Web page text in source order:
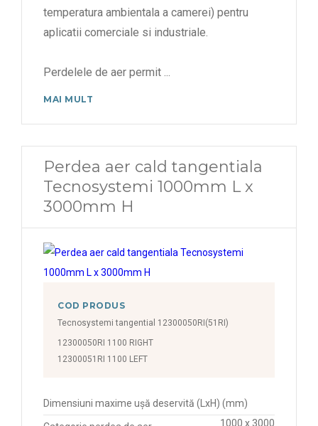
temperatura ambientala a camerei) pentru
aplicatii comerciale si industriale.
Perdelele de aer permit
MAI MULT
Perdea aer cald tangentiala
Tecnosystemi 1000mm L x
3000mm H
COD PRODUS
Tecnosystemi tangential 12300050RI(51RI)
12300050RI 1100 RIGHT
12300051RI 1100 LEFT
Dimensiuni maxime ușă deservită (LxH) (mm)
1000 x 3000